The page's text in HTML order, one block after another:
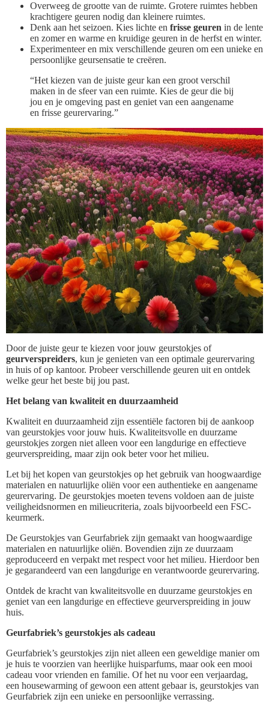
Overweeg de grootte van de ruimte. Grotere ruimtes hebben
krachtigere geuren nodig dan kleinere ruimtes.
Denk aan het seizoen. Kies lichte en frisse geuren in de lente
en zomer en warme en kruidige geuren in de herfst en winter.
Experimenteer en mix verschillende geuren om een unieke en
persoonlijke geursensatie te creëren.
“Het kiezen van de juiste geur kan een groot verschil
maken in de sfeer van een ruimte. Kies de geur die bij
jou en je omgeving past en geniet van een aangename
en frisse geurervaring.”
Door de juiste geur te kiezen voor jouw geurstokjes of
geurverspreiders, kun je genieten van een optimale geurervaring
in huis of op kantoor. Probeer verschillende geuren uit en ontdek
welke geur het beste bij jou past.
Het belang van kwaliteit en duurzaamheid
Kwaliteit en duurzaamheid zijn essentiële factoren bij de aankoop
van geurstokjes voor jouw huis. Kwaliteitsvolle en duurzame
geurstokjes zorgen niet alleen voor een langdurige en effectieve
geurverspreiding, maar zijn ook beter voor het milieu.
Let bij het kopen van geurstokjes op het gebruik van hoogwaardige
materialen en natuurlijke oliën voor een authentieke en aangename
geurervaring. De geurstokjes moeten tevens voldoen aan de juiste
veiligheidsnormen en milieucriteria, zoals bijvoorbeeld een FSC-
keurmerk.
De Geurstokjes van Geurfabriek zijn gemaakt van hoogwaardige
materialen en natuurlijke oliën. Bovendien zijn ze duurzaam
geproduceerd en verpakt met respect voor het milieu. Hierdoor ben
je gegarandeerd van een langdurige en verantwoorde geurervaring.
Ontdek de kracht van kwaliteitsvolle en duurzame geurstokjes en
geniet van een langdurige en effectieve geurverspreiding in jouw
huis.
Geurfabriek’s geurstokjes als cadeau
Geurfabriek’s geurstokjes zijn niet alleen een geweldige manier om
je huis te voorzien van heerlijke huisparfums, maar ook een mooi
cadeau voor vrienden en familie. Of het nu voor een verjaardag,
een housewarming of gewoon een attent gebaar is, geurstokjes van
Geurfabriek zijn een unieke en persoonlijke verrassing.